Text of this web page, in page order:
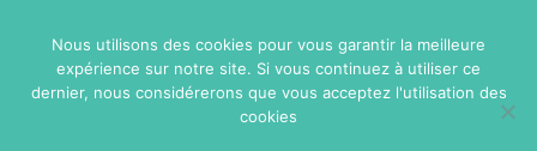
Copyright © 2014-2026Traitement Burnout.Tous droits réservés.
Powered byPrivium – Des services qui soutiennent vos soins. Pour
psychologues, psychotherapeutes et hypnotherapeutes.
Nous utilisons des cookies pour vous garantir la meilleure
expérience sur notre site. Si vous continuez à utiliser ce
dernier, nous considérerons que vous acceptez l'utilisation des
cookies